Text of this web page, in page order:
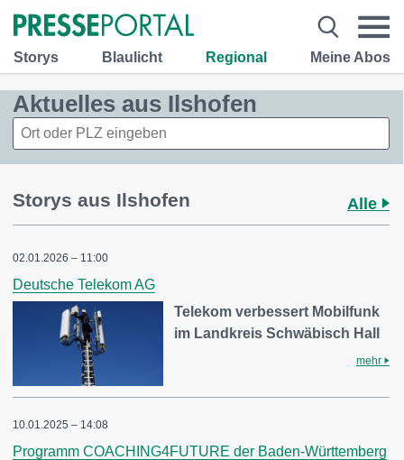
Storys Blaulicht Regional Meine Abos
Aktuelles aus Ilshofen
Storys aus Ilshofen Alle
02.01.2026 – 11:00
Deutsche Telekom AG
Telekom verbessert Mobilfunk
im Landkreis Schwäbisch Hall
mehr
10.01.2025 – 14:08
Programm COACHING4FUTURE der Baden-Württemberg